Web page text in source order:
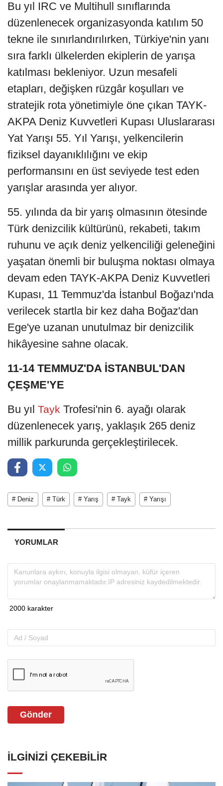
Bu yıl IRC ve Multihull sınıflarında
düzenlenecek organizasyonda katılım 50
tekne ile sınırlandırılırken, Türkiye'nin yanı
sıra farklı ülkelerden ekiplerin de yarışa
katılması bekleniyor. Uzun mesafeli
etapları, değişken rüzgâr koşulları ve
stratejik rota yönetimiyle öne çıkan TAYK-
AKPA Deniz Kuvvetleri Kupası Uluslararası
Yat Yarışı 55. Yıl Yarışı, yelkencilerin
fiziksel dayanıklılığını ve ekip
performansını en üst seviyede test eden
yarışlar arasında yer alıyor.
55. yılında da bir yarış olmasının ötesinde
Türk denizcilik kültürünü, rekabeti, takım
ruhunu ve açık deniz yelkenciliği geleneğini
yaşatan önemli bir buluşma noktası olmaya
devam eden TAYK-AKPA Deniz Kuvvetleri
Kupası, 11 Temmuz'da İstanbul Boğazı'nda
verilecek startla bir kez daha Boğaz'dan
Ege'ye uzanan unutulmaz bir denizcilik
hikâyesine sahne olacak.
11-14 TEMMUZ'DA İSTANBUL'DAN
ÇEŞME'YE
Bu yıl Tayk Trofesi'nin 6. ayağı olarak
düzenlenecek yarış, yaklaşık 265 deniz
millik parkurunda gerçekleştirilecek.
# Deniz # Türk # Yarış # Tayk # Yarışı
YORUMLAR
Gönder
İLGINIZI ÇEKEBILIR